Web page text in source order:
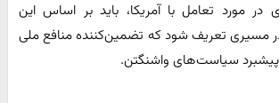
در مورد تعامل با آمریکا، باید بر اساس این
مسیری تعریف شود که تضمین‌کننده منافع ملی
پیشبرد سیاست‌های واشنگتن.